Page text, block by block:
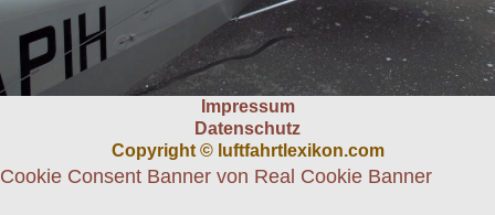
Impressum
Datenschutz
Copyright © luftfahrtlexikon.com
Cookie Consent Banner von Real Cookie Banner